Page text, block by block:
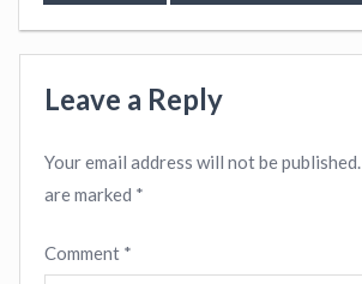
Leave a Reply
Your email address will not be published.
are marked *
Comment *